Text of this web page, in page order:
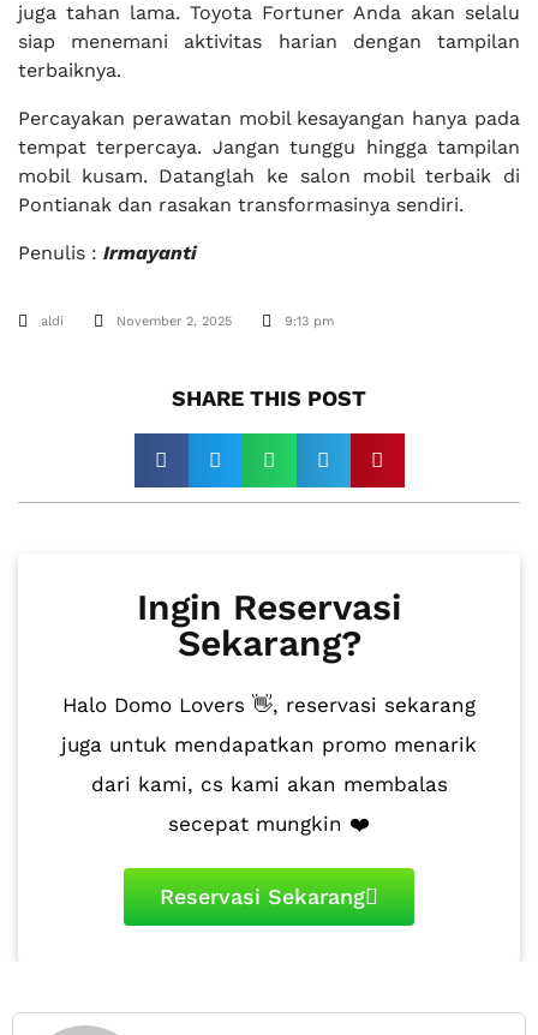
juga tahan lama. Toyota Fortuner Anda akan selalu
siap menemani aktivitas harian dengan tampilan
terbaiknya.
Percayakan perawatan mobil kesayangan hanya pada
tempat terpercaya. Jangan tunggu hingga tampilan
mobil kusam. Datanglah ke salon mobil terbaik di
Pontianak dan rasakan transformasinya sendiri.
Penulis : Irmayanti
aldi November 2, 2025 9:13 pm
SHARE THIS POST​
Ingin Reservasi
Sekarang?
Halo Domo Lovers 👋, reservasi sekarang
juga untuk mendapatkan promo menarik
dari kami, cs kami akan membalas
secepat mungkin ❤️
Reservasi Sekarang